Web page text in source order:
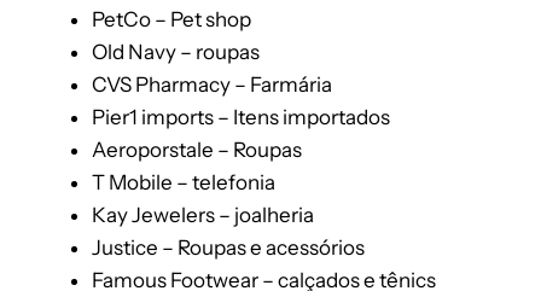
PetCo – Pet shop
Old Navy – roupas
CVS Pharmacy – Farmária
Pier1 imports – Itens importados
Aeroporstale – Roupas
T Mobile – telefonia
Kay Jewelers – joalheria
Justice – Roupas e acessórios
Famous Footwear – calçados e tênics